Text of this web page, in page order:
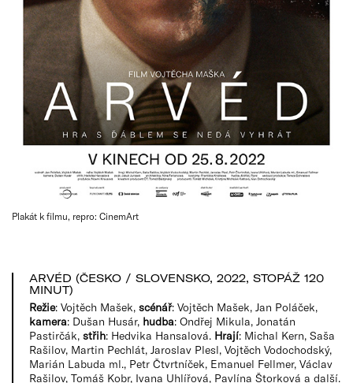
Plakát k filmu, repro: CinemArt
ARVÉD (ČESKO / SLOVENSKO, 2022, STOPÁŽ 120
MINUT)
Režie: Vojtěch Mašek, scénář: Vojtěch Mašek, Jan Poláček,
kamera: Dušan Husár, hudba: Ondřej Mikula, Jonatán
Pastirčák, střih: Hedvika Hansalová. Hrají: Michal Kern, Saša
Rašilov, Martin Pechlát, Jaroslav Plesl, Vojtěch Vodochodský,
Marián Labuda ml., Petr Čtvrtníček, Emanuel Fellmer, Václav
Rašilov, Tomáš Kobr, Ivana Uhlířová, Pavlína Štorková a další.